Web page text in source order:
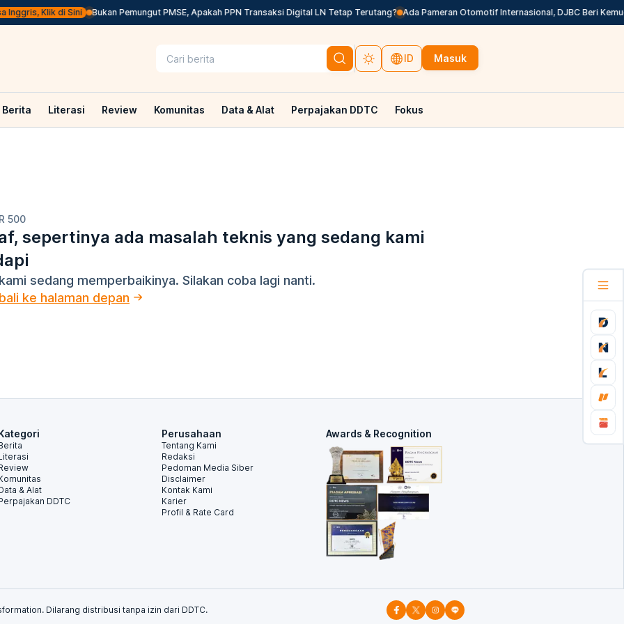
Klik di Sini Bukan Pemungut PMSE, Apakah PPN Transaksi Digital LN Tetap Terutang? Ada Pameran Otomotif Internasional, DJBC Beri
ID Masuk
Berita Literasi Review Komunitas Data & Alat Perpajakan DDTC Fokus
500
sepertinya ada masalah teknis yang sedang kami
sedang memperbaikinya. Silakan coba lagi nanti.
ke halaman depan
& Alat
DDTC
Perusahaan
Tentang Kami
Redaksi
Pedoman Media Siber
Disclaimer
Kontak Kami
Karier
Profil & Rate Card
Awards & Recognition
Dilarang distribusi tanpa izin dari DDTC.